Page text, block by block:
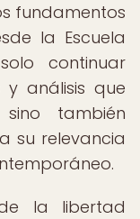
fundamentos
la Escuela
continuar
y análisis que
también
su relevancia
la libertad